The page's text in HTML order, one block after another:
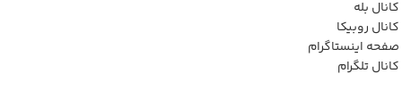
کانال بله
کانال روبیکا
صفحه اینستاگرام
کانال تلگرام